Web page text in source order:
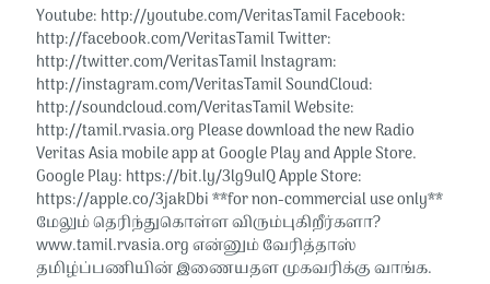
Youtube: http://youtube.com/VeritasTamil​​ Facebook:
http://facebook.com/VeritasTamil​​ Twitter:
http://twitter.com/VeritasTamil​​ Instagram:
http://instagram.com/VeritasTamil​​ SoundCloud:
http://soundcloud.com/VeritasTamil​​ Website:
http://tamil.rvasia.org Please download the new Radio
Veritas Asia mobile app at Google Play and Apple Store.
Google Play: https://bit.ly/3lg9uIQ Apple Store:
https://apple.co/3jakDbi​​ **for non-commercial use only**
மேலும் தெரிந்துகொள்ள விரும்புகிறீர்களா?
www.tamil.rvasia.org என்னும் வேரித்தாஸ்
தமிழ்ப்பணியின் இணையதள முகவரிக்கு வாங்க.